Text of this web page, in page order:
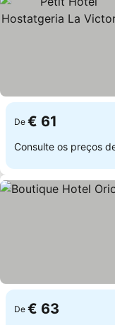
De € 61
Consulte os preços
De € 63